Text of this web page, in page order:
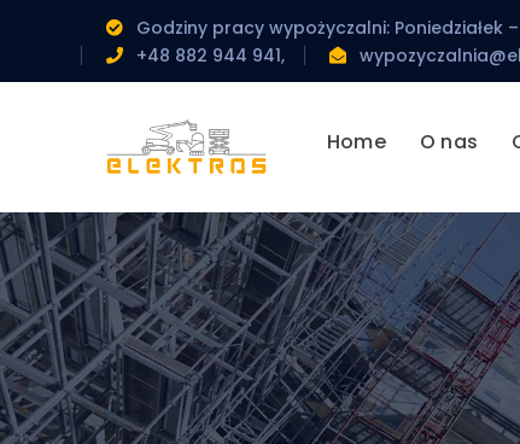
Godziny pracy wypożyczalni: Poniedziałek
+48 882 944 941,
Home O nas